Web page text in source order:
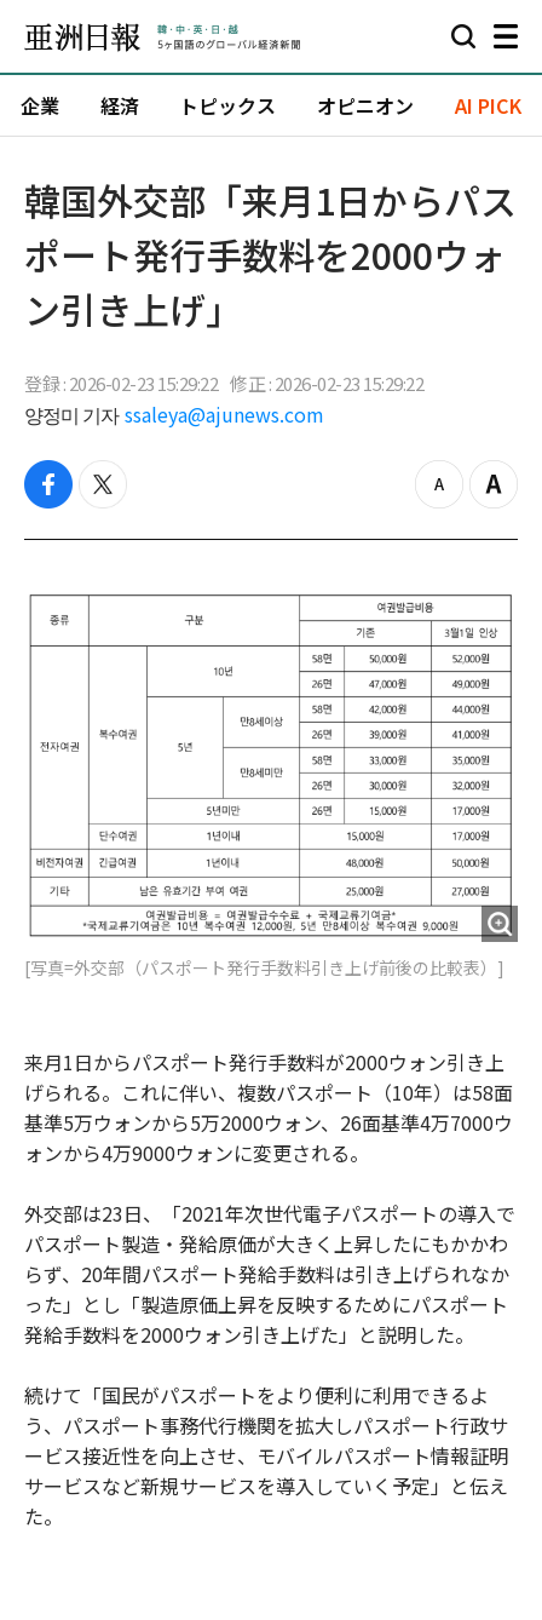
企業 経済 トピックス オピニオン AI PICK
韓国外交部「来月1日からパス
ポート発行手数料を2000ウォ
ン引き上げ」
登録 : 2026-02-23 15:29:22 修正 : 2026-02-23 15:29:22
양정미 기자 ssaleya@ajunews.com
f
c
o
o
t
i
z
o
t
Z
o
[写真=外交部（パスポート発行手数料引き上げ前後の比較表）]
来月1日からパスポート発行手数料が2000ウォン引き上
げられる。これに伴い、複数パスポート（10年）は58面
基準5万ウォンから5万2000ウォン、26面基準4万7000ウ
ォンから4万9000ウォンに変更される。
外交部は23日、「2021年次世代電子パスポートの導入で
パスポート製造・発給原価が大きく上昇したにもかかわ
らず、20年間パスポート発給手数料は引き上げられなか
った」とし「製造原価上昇を反映するためにパスポート
発給手数料を2000ウォン引き上げた」と説明した。
続けて「国民がパスポートをより便利に利用できるよ
う、パスポート事務代行機関を拡大しパスポート行政サ
ービス接近性を向上させ、モバイルパスポート情報証明
サービスなど新規サービスを導入していく予定」と伝え
た。